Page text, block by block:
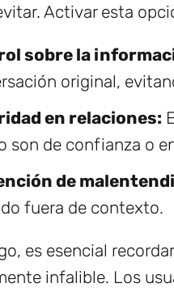
Activar esta
sobre la
original,
en relaciones:
son de confianza o
de
fuera de contexto.
es esencial
infalible. Los